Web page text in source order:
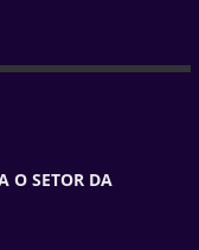
O SETOR DA